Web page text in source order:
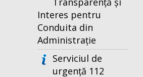
Interes pentru
Conduita din
Administrație
Serviciul de
urgență 112